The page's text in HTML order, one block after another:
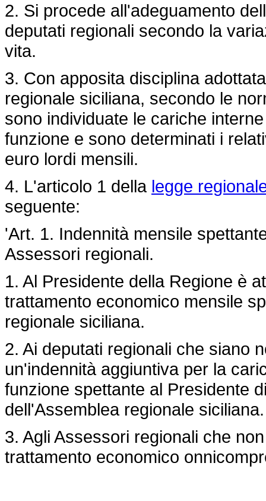
2. Si procede all'adeguamento
deputati regionali secondo la
vita.
3. Con apposita disciplina
regionale siciliana, secondo le
sono individuate le cariche
funzione e sono determinati i
euro lordi mensili.
4. L'articolo 1 della legge
seguente:
'Art. 1. Indennità mensile
Assessori regionali.
1. Al Presidente della Regione è
trattamento economico mensile
regionale siciliana.
2. Ai deputati regionali che siano
un'indennità aggiuntiva per la
funzione spettante al Presidente
dell'Assemblea regionale siciliana.
3. Agli Assessori regionali che
trattamento economico